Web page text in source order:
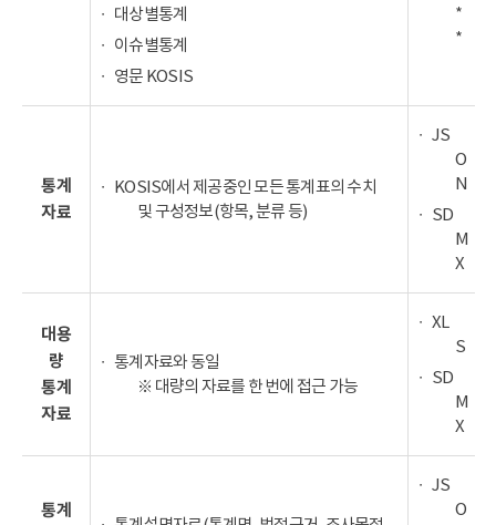
대상별통계
이슈별통계
영문 KOSIS
*
*
통계
자료
KOSIS에서 제공중인 모든 통계표의 수치
및 구성정보(항목, 분류 등)
JS
O
N
SD
M
X
대용
량
통계
자료
통계자료와 동일
※ 대량의 자료를 한 번에 접근 가능
XL
S
SD
M
X
통계
JS
O